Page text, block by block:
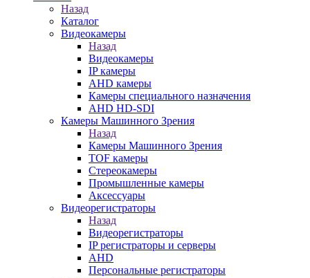
Назад
Каталог
Видеокамеры
Назад
Видеокамеры
IP камеры
AHD камеры
Камеры специального назначения
AHD HD-SDI
Камеры Машинного Зрения
Назад
Камеры Машинного Зрения
TOF камеры
Стереокамеры
Промышленные камеры
Аксессуары
Видеорегистраторы
Назад
Видеорегистраторы
IP регистраторы и серверы
AHD
Персональные регистраторы